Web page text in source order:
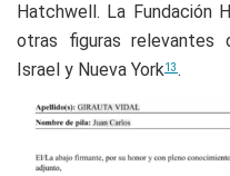
Hatchwell. La Fundación
otras figuras relevantes
Israel y Nueva York13.